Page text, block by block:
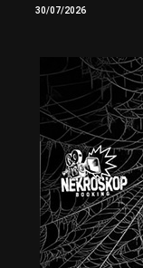
30/07/2026